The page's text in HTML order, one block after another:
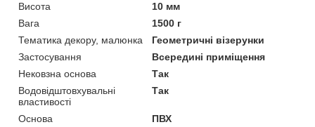
Висота
10 мм
Вага
1500 г
Тематика декору, малюнка
Геометричні візерунки
Застосування
Всередині приміщення
Нековзна основа
Так
Водовідштовхувальні
властивості
Так
Основа
ПВХ